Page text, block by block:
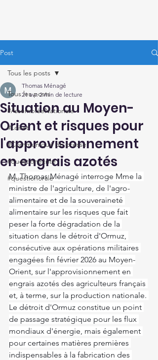
Post
Tous les posts
#AssembléeNationale
#Loiret
#Communiqué de presse
#questionécrite
#questionorale
Tous les posts
Situation au Moyen-
Orient et risques pour
l'approvisionnement
en engrais azotés
Thomas Ménagé
21 avr. 2 min de lecture
M. Thomas Ménagé interroge Mme la
ministre de l'agriculture, de l'agro-
alimentaire et de la souveraineté
alimentaire sur les risques que fait
peser la forte dégradation de la
situation dans le détroit d'Ormuz,
consécutive aux opérations militaires
engagées fin février 2026 au Moyen-
Orient, sur l'approvisionnement en
engrais azotés des agriculteurs français
et, à terme, sur la production nationale.
Le détroit d'Ormuz constitue un point
de passage stratégique pour les flux
mondiaux d'énergie, mais également
pour certaines matières premières
indispensables à la fabrication des